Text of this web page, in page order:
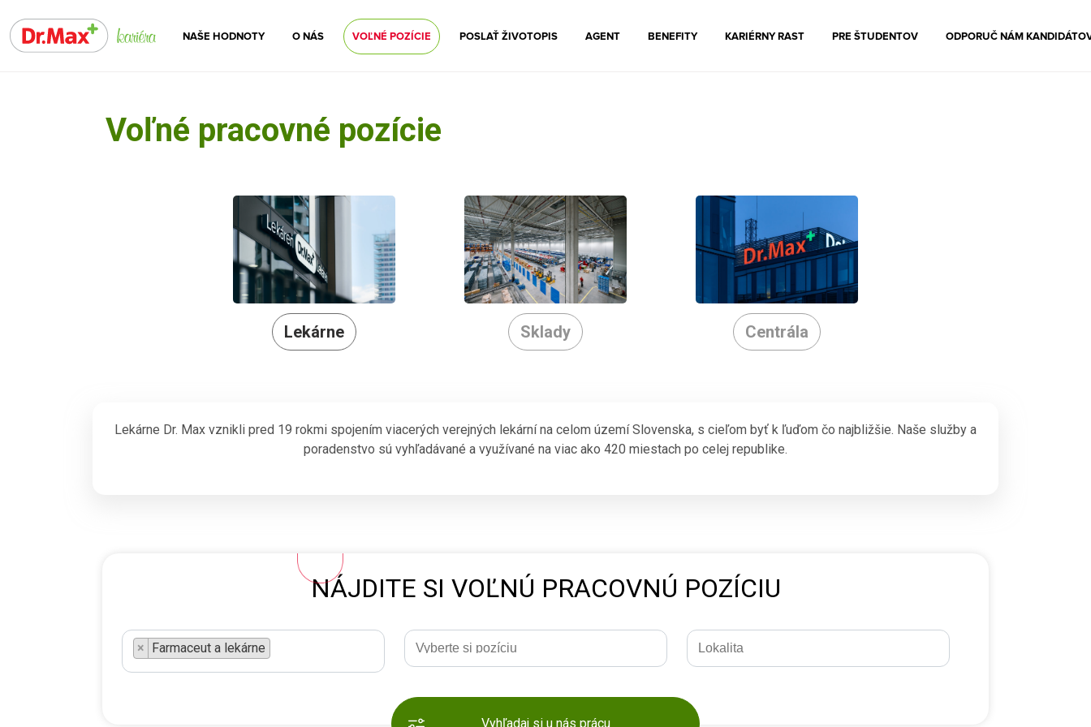
NAŠE HODNOTY O NÁS VOĽNÉ POZÍCIE POSLAŤ ŽIVOTOPIS AGENT BENEFITY KARIÉRNY RAST PRE ŠTUDENTOV ODPORUČ NÁM
Voľné pracovné pozície
Lekárne Sklady Centrála
Lekárne Dr. Max vznikli pred 19 rokmi spojením viacerých verejných lekární na celom území Slovenska, s cieľom byť k ľuďom čo najbližšie. Naše služby a
poradenstvo sú vyhľadávané a využívané na viac ako 420 miestach po celej republike.
NÁJDITE SI VOĽNÚ PRACOVNÚ POZÍCIU
× Farmaceut a lekárne
Vyhľadaj si u nás prácu